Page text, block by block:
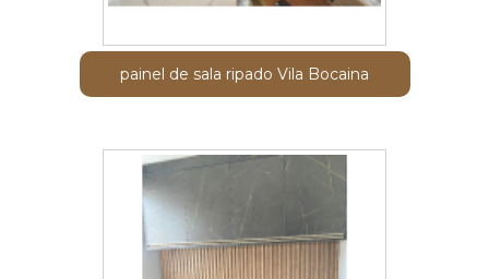
painel de sala ripado Vila Bocaina